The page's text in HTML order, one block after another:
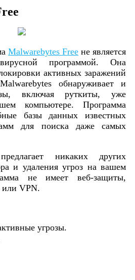
Malwarebytes Free не является
программой. Она
активных заражений
обнаруживает и
включая руткиты, уже
компьютере. Программа
базы данных известных
для поиска даже самых
никаких других
и удаления угроз на вашем
не имеет веб-защиты,
или VPN.
угрозы.